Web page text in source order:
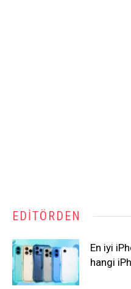
EDITÖRDEN
En iyi
hangi